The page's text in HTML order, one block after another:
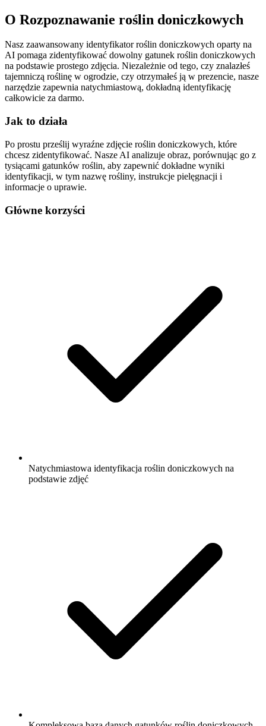
O Rozpoznawanie roślin doniczkowych
Nasz zaawansowany identyfikator roślin doniczkowych oparty na
AI pomaga zidentyfikować dowolny gatunek roślin doniczkowych
na podstawie prostego zdjęcia. Niezależnie od tego, czy znalazłeś
tajemniczą roślinę w ogrodzie, czy otrzymałeś ją w prezencie, nasze
narzędzie zapewnia natychmiastową, dokładną identyfikację
całkowicie za darmo.
Jak to działa
Po prostu prześlij wyraźne zdjęcie roślin doniczkowych, które
chcesz zidentyfikować. Nasze AI analizuje obraz, porównując go z
tysiącami gatunków roślin, aby zapewnić dokładne wyniki
identyfikacji, w tym nazwę rośliny, instrukcje pielęgnacji i
informacje o uprawie.
Główne korzyści
Natychmiastowa identyfikacja roślin doniczkowych na
podstawie zdjęć